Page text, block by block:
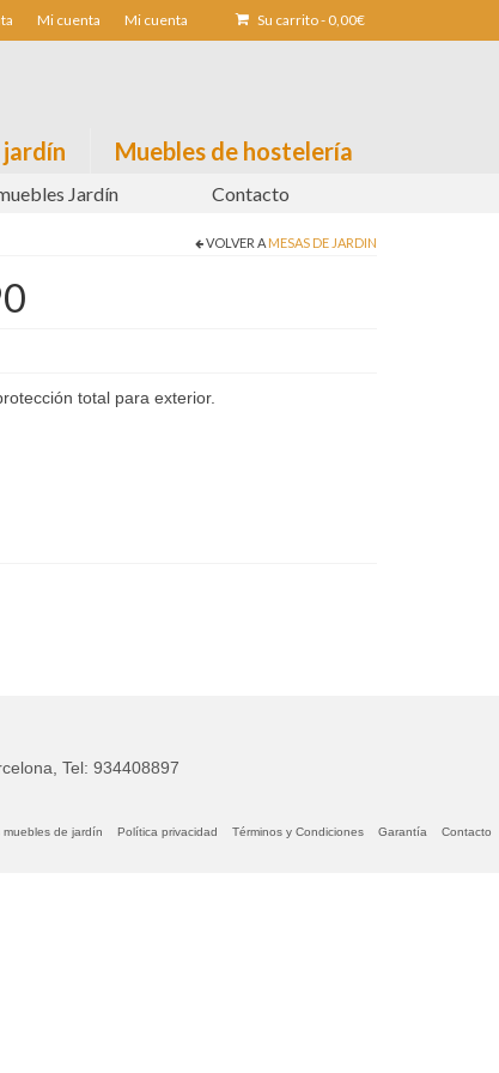
Mi cuenta Mi cuenta Su carrito- 0,00€
Muebles de hostelería
Jardín Contacto
VOLVER A MESAS DE JARDIN
total para exterior.
Tel: 934408897
de jardín Política privacidad Términos y Condiciones Garantía Contacto